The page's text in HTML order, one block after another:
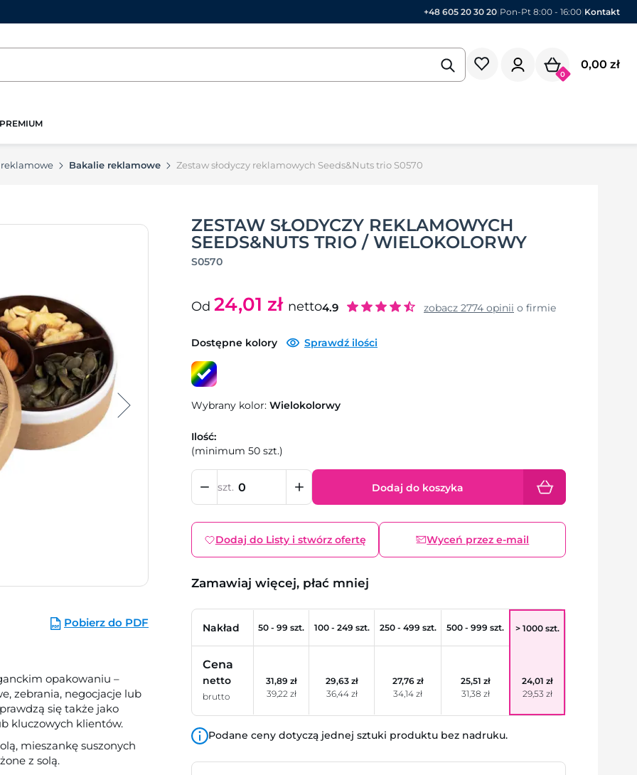
+48 605 20 30 20| Pon-Pt 8:00 - 16:00| Kontakt
0
0,00 zł
PREMIUM
reklamowe Bakalie reklamowe Zestaw słodyczy reklamowych Seeds&Nuts trio S0570
ZESTAW SŁODYCZY REKLAMOWYCH
SEEDS&NUTS TRIO / WIELOKOLORWY
S0570
Pobierz do PDF
opakowaniu –
zebrania, negocjacje lub
się także jako
kluczowych klientów.
mieszankę suszonych
z solą.
Od 24,01 zł netto4.9 zobacz 2774 opinii o firmie
Dostępne kolory Sprawdź ilości
Wybrany kolor: Wielokolorwy
Ilość:
(minimum 50 szt.)
szt. Dodaj do koszyka
Dodaj do Listy i stwórz ofertę Wyceń przez e-mail
Zamawiaj więcej, płać mniej
Nakład 50 - 99 szt. 100 - 249 szt. 250 - 499 szt. 500 - 999 szt. > 1000 szt.
Cena
netto
brutto
31,89 zł
39,22 zł
29,63 zł
36,44 zł
27,76 zł
34,14 zł
25,51 zł
31,38 zł
24,01 zł
29,53 zł
Podane ceny dotyczą jednej sztuki produktu bez nadruku.